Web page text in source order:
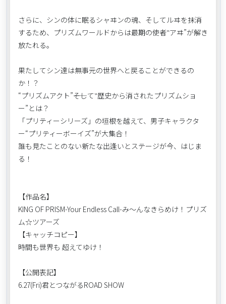
さらに、シンの体に眠るシャヰンの魂、そしてルヰを抹消
するため、プリズムワールドからは最期の使者‟アヰ”が解き
放たれる。
果たしてシン達は無事元の世界へと戻ることができるの
か！？
“プリズムアクト”――そして‟歴史から消されたプリズムショ
ー”とは？
「プリティーシリーズ」の垣根を越えて、男子キャラクタ
ー“プリティーボーイズ”が大集合！
誰も見たことのない新たな出逢いとステージが今、はじま
る！
【作品名】
KING OF PRISM-Your Endless Call-み～んなきらめけ！プリズ
ム☆ツアーズ
【キャッチコピー】
時間も世界も 超えてゆけ！
【公開表記】
6.27(Fri)君とつながるROAD SHOW